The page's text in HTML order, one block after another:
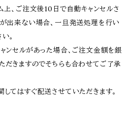
上、ご注文後10日で自動キャンセルさ
出来ない場合、一旦発送処理を行い
。
ンセルがあった場合、ご注文金額を銀
だきますのでそちらも合わせてご了承
てはすぐ配送させていただきます。